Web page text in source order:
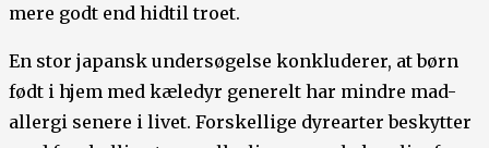
mere godt end hidtil troet.
En stor japansk undersøgelse konkluderer, at børn
født i hjem med kæledyr generelt har mindre mad-
allergi senere i livet. Forskellige dyrearter beskytter